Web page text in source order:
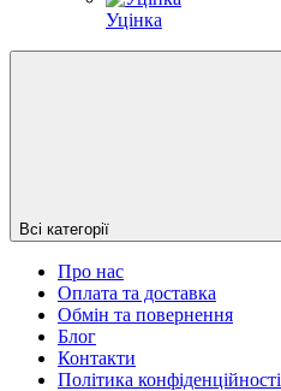
Уцінка
Всі категорії
Про нас
Оплата та доставка
Обмін та повернення
Блог
Контакти
Політика конфіденційності